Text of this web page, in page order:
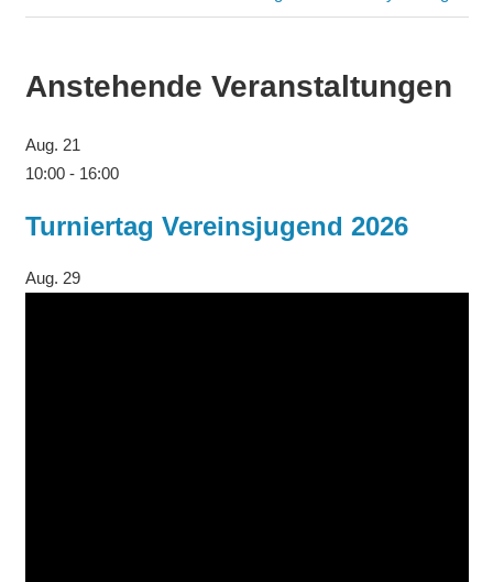
Anstehende Veranstaltungen
Aug. 21
10:00- 16:00
Turniertag Vereinsjugend 2026
Aug. 29